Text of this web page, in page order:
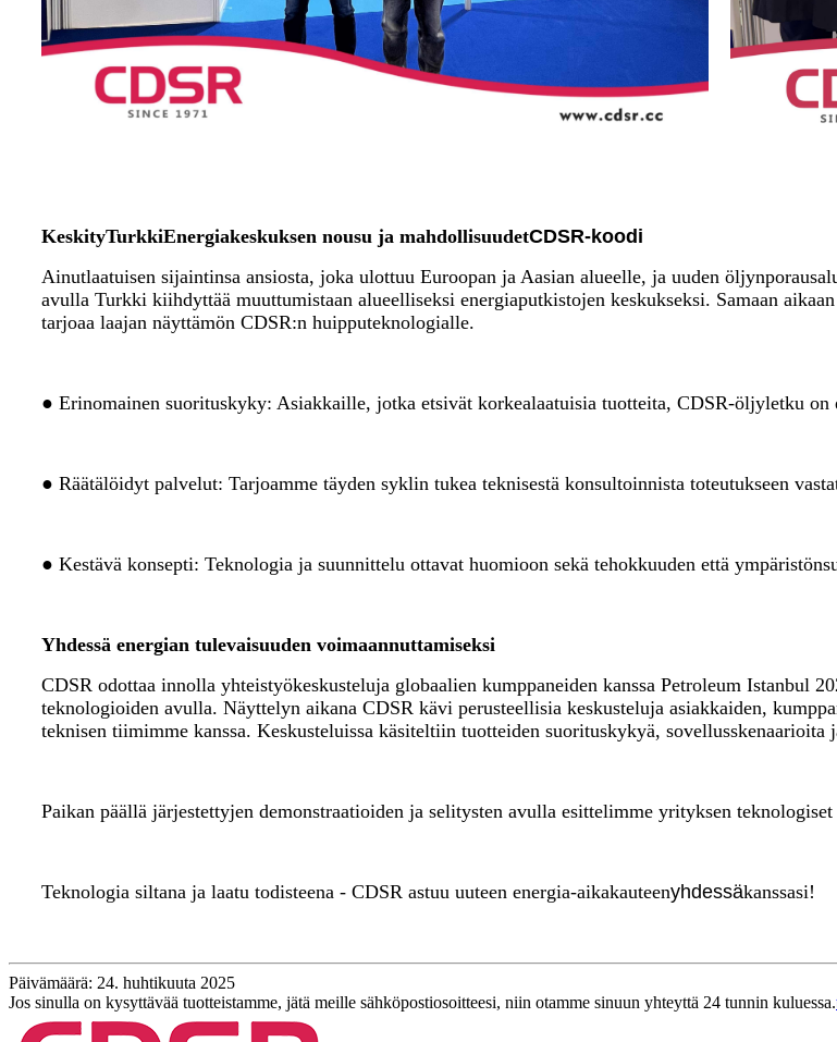
KeskityTurkkiEnergiakeskuksen nousu ja mahdollisuudetCDSR-koodi
Ainutlaatuisen sijaintinsa ansiosta, joka ulottuu Euroopan ja Aasian alueelle, ja uuden
avulla Turkki kiihdyttää muuttumistaan ​​alueelliseksi energiaputkistojen keskukseksi. Samaan
tarjoaa laajan näyttämön CDSR:n huipputeknologialle.
● Erinomainen suorituskyky: Asiakkaille, jotka etsivät korkealaatuisia tuotteita, CDSR-öljyletku on
● Räätälöidyt palvelut: Tarjoamme täyden syklin tukea teknisestä konsultoinnista toteutukseen
● Kestävä konsepti: Teknologia ja suunnittelu ottavat huomioon sekä tehokkuuden että
Yhdessä energian tulevaisuuden voimaannuttamiseksi
CDSR odottaa innolla yhteistyökeskusteluja globaalien kumppaneiden kanssa Petroleum Istanbul
teknologioiden avulla. Näyttelyn aikana CDSR kävi perusteellisia keskusteluja asiakkaiden,
teknisen tiimimme kanssa. Keskusteluissa käsiteltiin tuotteiden suorituskykyä, sovellusskenaarioita
Paikan päällä järjestettyjen demonstraatioiden ja selitysten avulla esittelimme yrityksen
Teknologia siltana ja laatu todisteena - CDSR astuu uuteen energia-aikakauteenyhdessäkanssasi!
Päivämäärä: 24. huhtikuuta 2025
Jos sinulla on kysyttävää tuotteistamme, jätä meille sähköpostiosoitteesi, niin otamme sinuun yhteyttä 24 tunnin kuluessa.